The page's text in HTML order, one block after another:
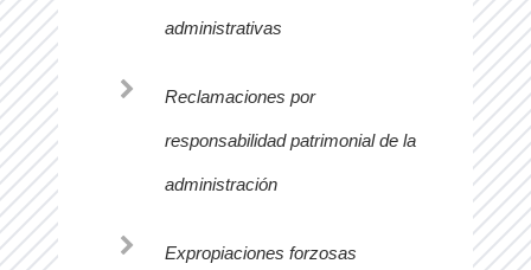
administrativas
Reclamaciones por
responsabilidad patrimonial de la
administración
Expropiaciones forzosas